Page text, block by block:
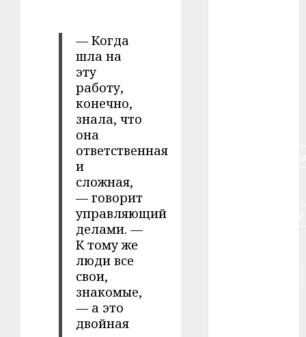
— Когда
шла на
эту
работу,
конечно,
знала, что
она
ответственная
и
сложная,
— говорит
управляющий
делами. —
К тому же
люди все
свои,
знакомые,
— а это
двойная